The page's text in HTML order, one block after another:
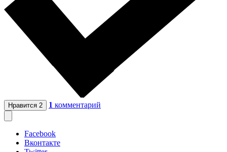
Нравится 2 1 комментарий
Facebook
Вконтакте